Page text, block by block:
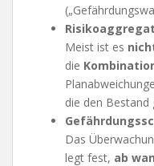
Meist ist es
die
die den Bestand
Das
legt fest, ab